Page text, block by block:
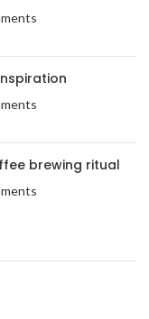
brewing ritual